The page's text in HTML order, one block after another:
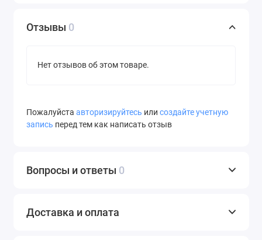
Отзывы 0
Нет отзывов об этом товаре.
Пожалуйста авторизируйтесь или создайте учетную
запись перед тем как написать отзыв
Вопросы и ответы 0
Доставка и оплата